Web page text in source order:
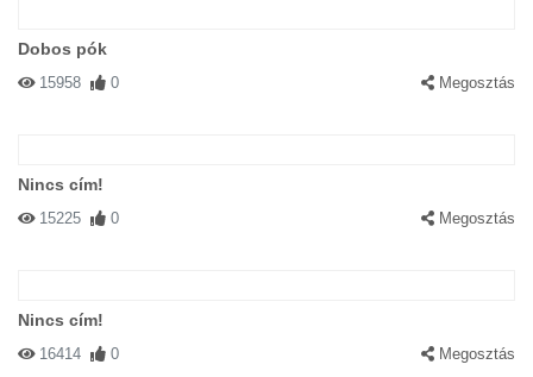
Dobos pók
15958 0 Megosztás
Nincs cím!
15225 0 Megosztás
Nincs cím!
16414 0 Megosztás